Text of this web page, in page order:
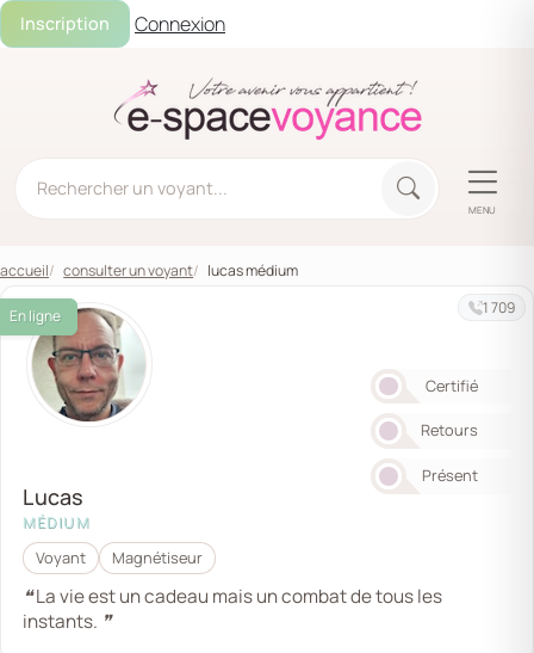
Inscription Connexion
MENU
accueil consulter un voyant lucas médium
En ligne 1 709
Certifié
Retours
Présent
Lucas
MÉDIUM
Voyant Magnétiseur
❝ La vie est un cadeau mais un combat de tous les
instants. ❞